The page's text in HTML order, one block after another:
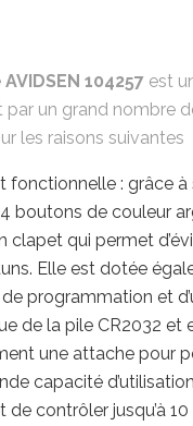
AVIDSEN 104257 est
un grand nombre
les raisons suivantes
fonctionnelle : grâce à
boutons de couleur
clapet qui permet
Elle est dotée
programmation et
de la pile CR2032 et
une attache pour
capacité
de contrôler jusqu’à 10